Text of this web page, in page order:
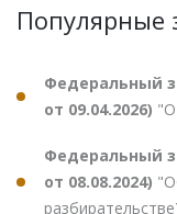
Популярные
Федеральный
от 09.04.2026) "О
Федеральный
от 08.08.2024)